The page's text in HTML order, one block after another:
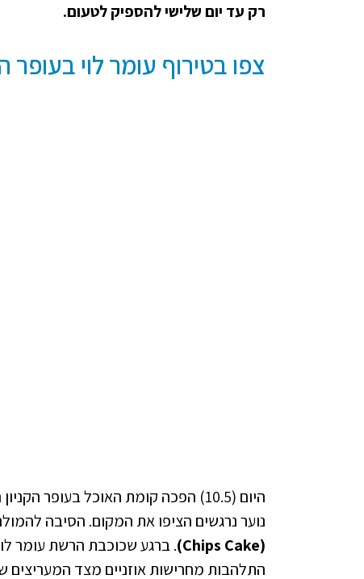
רק עד יום שלישי להספיק לטעום.
צפו בטירוף עומר לוי בעופר
היום (10.5) הפכה קומת האוכל בעופר
נוער נרגשים הציפו את המקום. הסיבה
(Chips Cake)
התלהבות מחרישות אוזניים מצד המעריצים